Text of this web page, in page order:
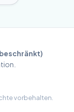
vorbehalten.